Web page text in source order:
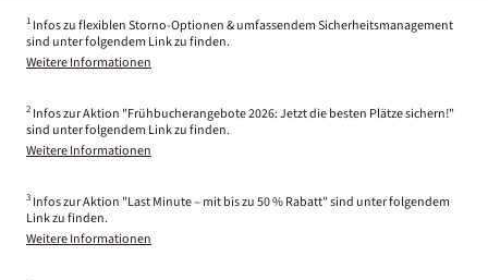
1 Infos zu flexiblen Storno-Optionen & umfassendem Sicherheitsmanagement
sind unter folgendem Link zu finden.
Weitere Informationen
2 Infos zur Aktion "Frühbucherangebote 2026: Jetzt die besten Plätze sichern!"
sind unter folgendem Link zu finden.
Weitere Informationen
3 Infos zur Aktion "Last Minute – mit bis zu 50 % Rabatt" sind unter folgendem
Link zu finden.
Weitere Informationen